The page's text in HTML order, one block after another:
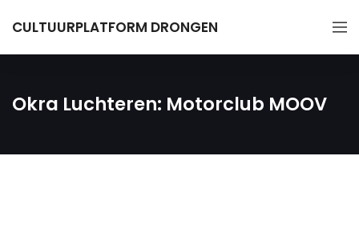
CULTUURPLATFORM DRONGEN
Okra Luchteren: Motorclub MOOV